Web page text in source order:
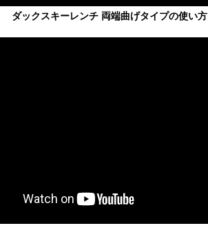
ダックスキーレンチ 両端曲げタイプの使い方